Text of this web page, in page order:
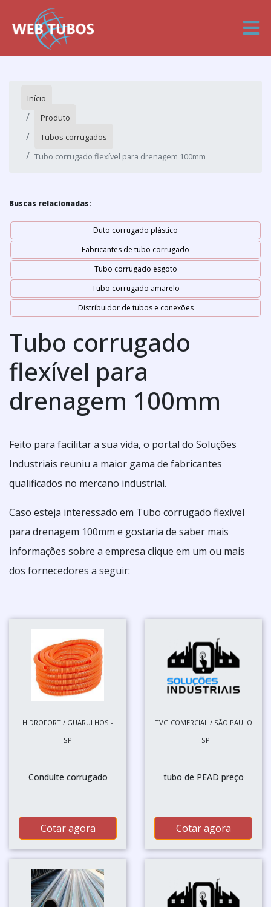
Início
Produto
Tubos corrugados
Tubo corrugado flexível para drenagem 100mm
Buscas relacionadas:
Duto corrugado plástico
Fabricantes de tubo corrugado
Tubo corrugado esgoto
Tubo corrugado amarelo
Distribuidor de tubos e conexões
Tubo corrugado
flexível para
drenagem 100mm
Feito para facilitar a sua vida, o portal do Soluções
Industriais reuniu a maior gama de fabricantes
qualificados no mercano industrial.
Caso esteja interessado em Tubo corrugado flexível
para drenagem 100mm e gostaria de saber mais
informações sobre a empresa clique em um ou mais
dos fornecedores a seguir:
HIDROFORT / GUARULHOS -
SP
Conduíte corrugado
Cotar agora
TVG COMERCIAL / SÃO PAULO
- SP
tubo de PEAD preço
Cotar agora